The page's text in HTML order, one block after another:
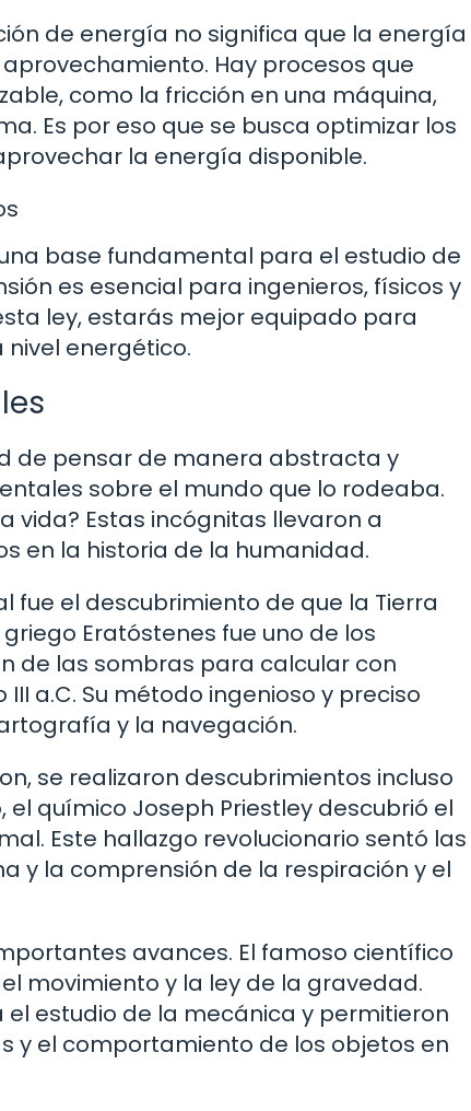
de energía no significa que la energía
Hay procesos que
como la fricción en una máquina,
Es por eso que se busca optimizar los
la energía disponible.
base fundamental para el estudio de
es esencial para ingenieros, físicos y
ley, estarás mejor equipado para
energético.
de pensar de manera abstracta y
sobre el mundo que lo rodeaba.
vida? Estas incógnitas llevaron a
en la historia de la humanidad.
fue el descubrimiento de que la Tierra
Eratóstenes fue uno de los
de las sombras para calcular con
a.C. Su método ingenioso y preciso
y la navegación.
se realizaron descubrimientos incluso
el químico Joseph Priestley descubrió el
Este hallazgo revolucionario sentó las
y la comprensión de la respiración y el
avances. El famoso científico
movimiento y la ley de la gravedad.
estudio de la mecánica y permitieron
y el comportamiento de los objetos en